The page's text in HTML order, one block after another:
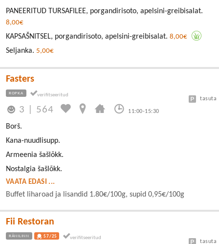
PANEERITUD TURSAFILEE, porgandirisoto, apelsini-greibisalat.
8,00€
KAPSAŠNITSEL, porgandirisoto, apelsini-greibisalat. 8,00€
Seljanka. 5,00€
Fasters
ROPKA
3 564 11:00-15:30
tasuta
Borš.
Kana-nuudlisupp.
Armeenia šašlõkk.
Nostalgia šašlõkk.
VAATA EDASI ...
Buffet liharoad ja lisandid 1.80€/100g, supid 0,95€/100g
Fii Restoran
RÄNILINN 57/25
tasuta